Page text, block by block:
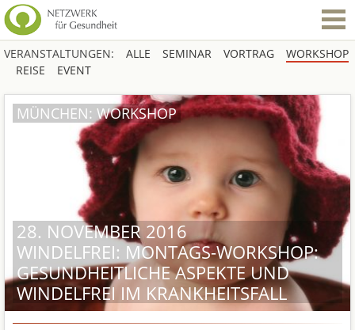
VERANSTALTUNGEN: ALLE SEMINAR VORTRAG
WORKSHOP
REISE
EVENT
28. NOVEMBER 2016
WINDELFREI: MONTAGS-WORKSHOP:
GESUNDHEITLICHE ASPEKTE UND
WINDELFREI IM KRANKHEITSFALL
MÜNCHEN: WORKSHOP